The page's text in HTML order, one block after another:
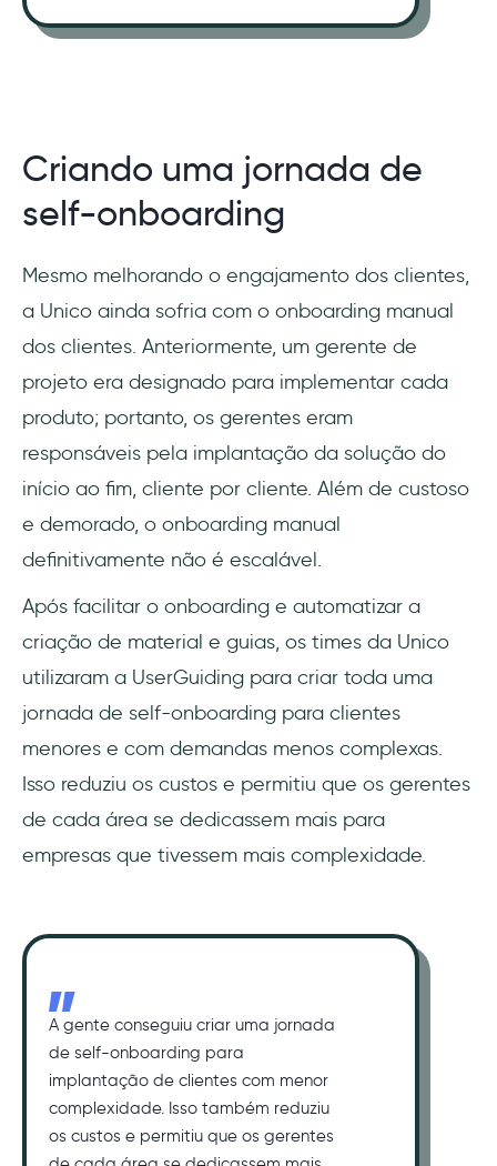
Criando uma jornada de
self-onboarding
Mesmo melhorando o engajamento dos clientes,
a Unico ainda sofria com o onboarding manual
dos clientes. Anteriormente, um gerente de
projeto era designado para implementar cada
produto; portanto, os gerentes eram
responsáveis pela implantação da solução do
início ao fim, cliente por cliente. Além de custoso
e demorado, o onboarding manual
definitivamente não é escalável.
Após facilitar o onboarding e automatizar a
criação de material e guias, os times da Unico
utilizaram a UserGuiding para criar toda uma
jornada de self-onboarding para clientes
menores e com demandas menos complexas.
Isso reduziu os custos e permitiu que os gerentes
de cada área se dedicassem mais para
empresas que tivessem mais complexidade.
A gente conseguiu criar uma jornada
de self-onboarding para
implantação de clientes com menor
complexidade. Isso também reduziu
os custos e permitiu que os gerentes